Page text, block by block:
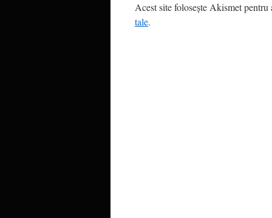
Acest site folosește Akismet pentru
tale.